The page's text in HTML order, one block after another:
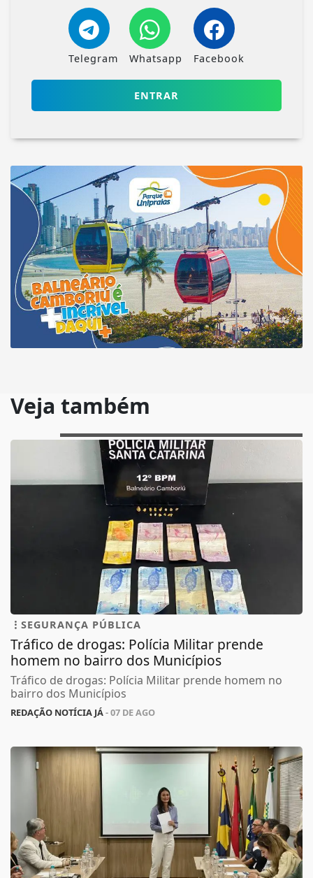
Telegram Whatsapp Facebook
ENTRAR
Veja também
SEGURANÇA PÚBLICA
Tráfico de drogas: Polícia Militar prende
homem no bairro dos Municípios
Tráfico de drogas: Polícia Militar prende homem no
bairro dos Municípios
REDAÇÃO NOTÍCIA JÁ- 07 DE AGO